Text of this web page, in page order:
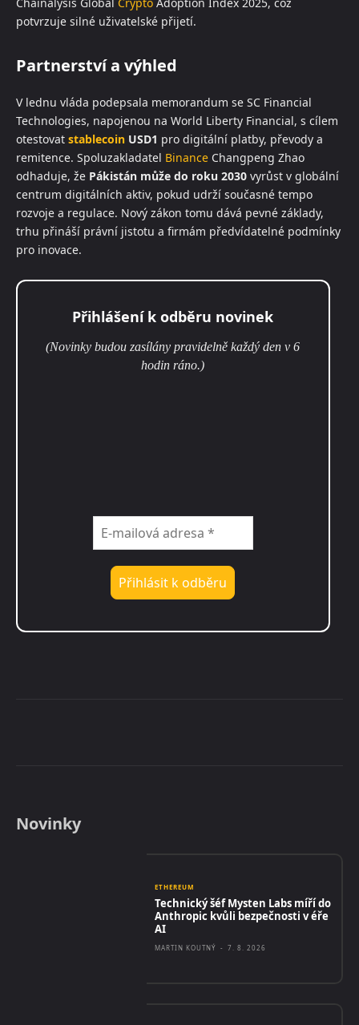
Chainalysis Global Crypto Adoption Index 2025, což
potvrzuje silné uživatelské přijetí.
Partnerství a výhled
V lednu vláda podepsala memorandum se SC Financial
Technologies, napojenou na World Liberty Financial, s cílem
otestovat stablecoin USD1 pro digitální platby, převody a
remitence. Spoluzakladatel Binance Changpeng Zhao
odhaduje, že Pákistán může do roku 2030 vyrůst v globální
centrum digitálních aktiv, pokud udrží současné tempo
rozvoje a regulace. Nový zákon tomu dává pevné základy,
trhu přináší právní jistotu a firmám předvídatelné podmínky
pro inovace.
Přihlášení k odběru novinek
(Novinky budou zasílány pravidelně každý den v 6
hodin ráno.)
Novinky
ETHEREUM
Technický šéf Mysten Labs míří do
Anthropic kvůli bezpečnosti v éře
AI
MARTIN KOUTNÝ - 7. 8. 2026